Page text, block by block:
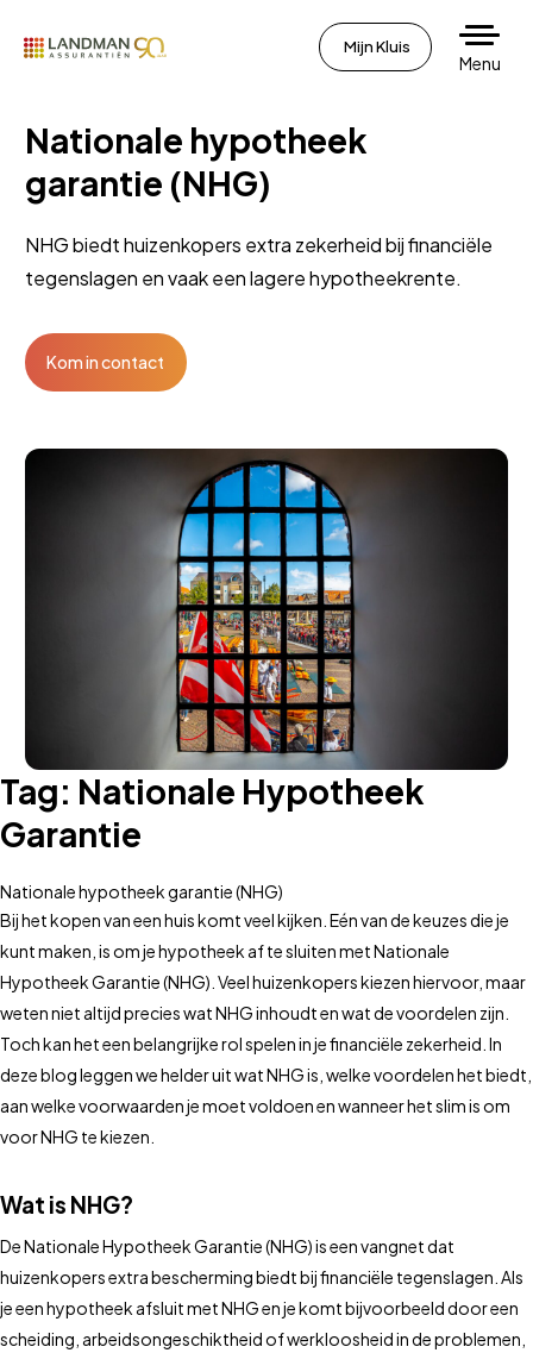
Mijn Kluis
Menu
Nationale hypotheek
garantie (NHG)
NHG biedt huizenkopers extra zekerheid bij financiële
tegenslagen en vaak een lagere hypotheekrente.
Kom in contact
Tag: Nationale Hypotheek
Garantie
Nationale hypotheek garantie (NHG)
Bij het kopen van een huis komt veel kijken. Eén van de keuzes die je
kunt maken, is om je hypotheek af te sluiten met Nationale
Hypotheek Garantie (NHG). Veel huizenkopers kiezen hiervoor, maar
weten niet altijd precies wat NHG inhoudt en wat de voordelen zijn.
Toch kan het een belangrijke rol spelen in je financiële zekerheid. In
deze blog leggen we helder uit wat NHG is, welke voordelen het biedt,
aan welke voorwaarden je moet voldoen en wanneer het slim is om
voor NHG te kiezen.
Wat is NHG?
De Nationale Hypotheek Garantie (NHG) is een vangnet dat
huizenkopers extra bescherming biedt bij financiële tegenslagen. Als
je een hypotheek afsluit met NHG en je komt bijvoorbeeld door een
scheiding, arbeidsongeschiktheid of werkloosheid in de problemen,